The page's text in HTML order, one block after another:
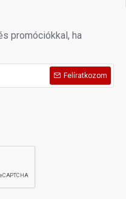
promóciókkal, ha
Felíratkozom